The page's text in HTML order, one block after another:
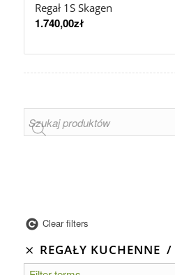
Regał 1S Skagen
1.740,00zł
Clear filters
REGAŁY KUCHENNE